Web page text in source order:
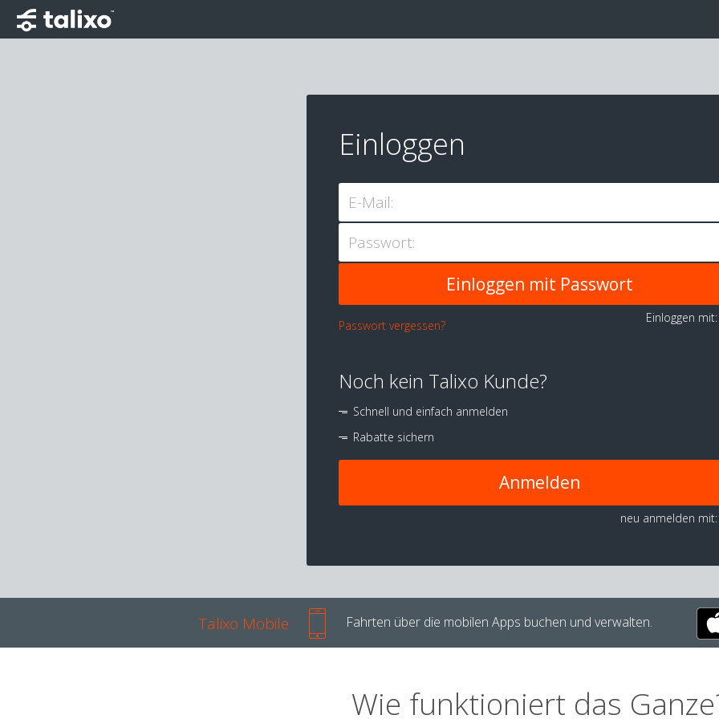
Einloggen
E-Mail:
Passwort:
Passwort vergessen?
Einloggen
Noch kein Talixo Kunde?
Schnell und einfach anmelden
Rabatte sichern
Anmelden
neu anmelden mit:
Talixo Mobile Fahrten über die mobilen Apps buchen und verwalten.
Wie funktioniert das